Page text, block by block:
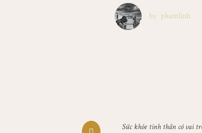
by phamlinh
Sức khỏe tinh thần có vai